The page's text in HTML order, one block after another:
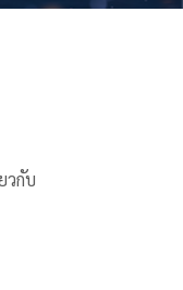
วกับ